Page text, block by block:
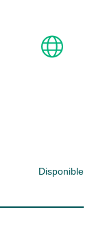
Disponible